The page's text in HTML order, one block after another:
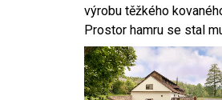
výrobu těžkého
Prostor hamru se stal